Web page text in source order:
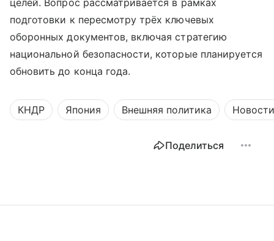
подготовки к пересмотру трёх ключевых
оборонных документов, включая стратегию
национальной безопасности, которые планируется
обновить до конца года.
КНДР Япония Внешняя политика Новости
Поделиться